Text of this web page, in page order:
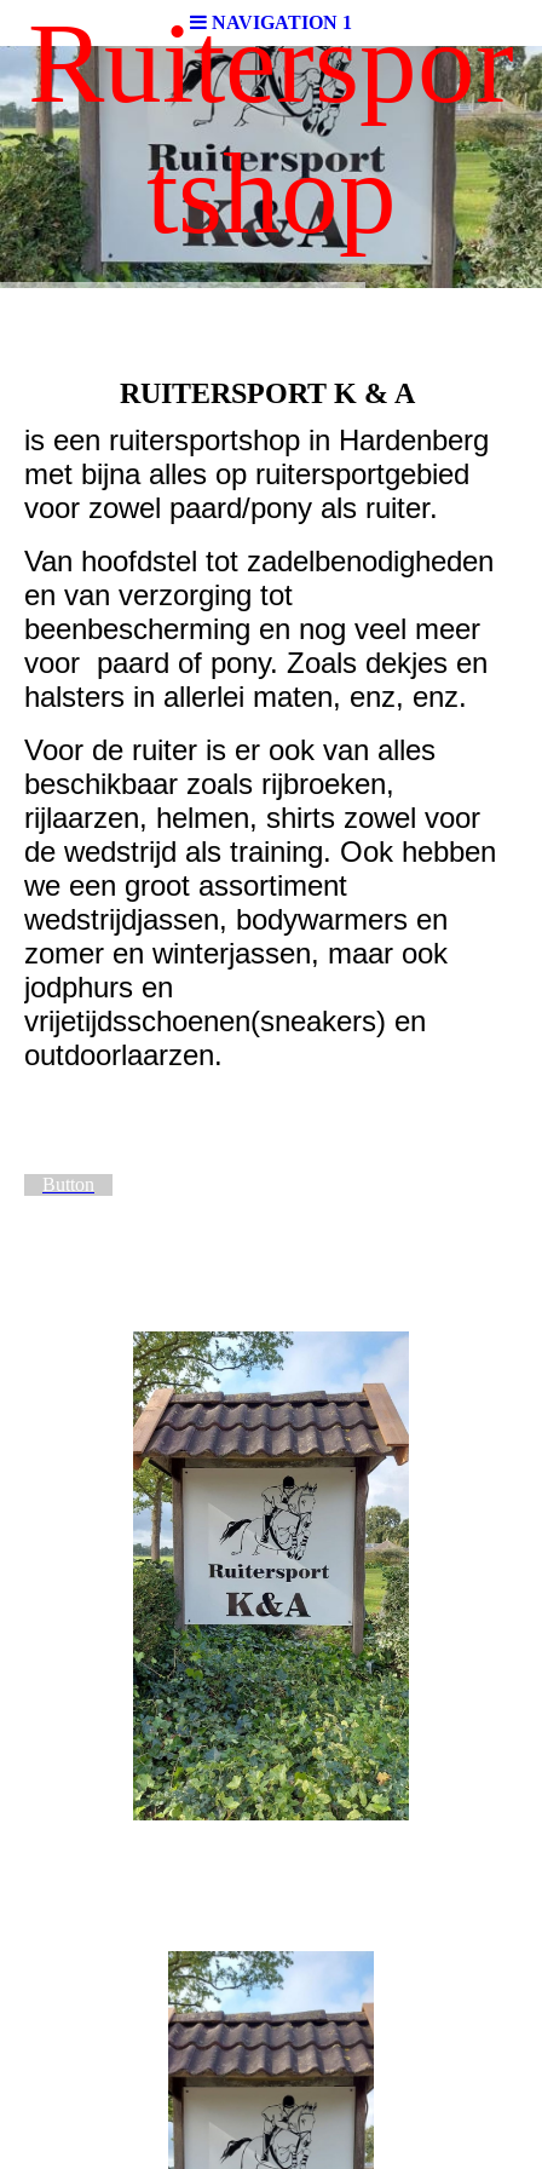
NAVIGATION 1
Ruiterspor
tshop
RUITERSPORT K & A
is een ruitersportshop in Hardenberg
met bijna alles op ruitersportgebied
voor zowel paard/pony als ruiter.
Van hoofdstel tot zadelbenodigheden
en van verzorging tot
beenbescherming en nog veel meer
voor paard of pony. Zoals dekjes en
halsters in allerlei maten, enz, enz.
Voor de ruiter is er ook van alles
beschikbaar zoals rijbroeken,
rijlaarzen, helmen, shirts zowel voor
de wedstrijd als training. Ook hebben
we een groot assortiment
wedstrijdjassen, bodywarmers en
zomer en winterjassen, maar ook
jodphurs en
vrijetijdsschoenen(sneakers) en
outdoorlaarzen.
Button